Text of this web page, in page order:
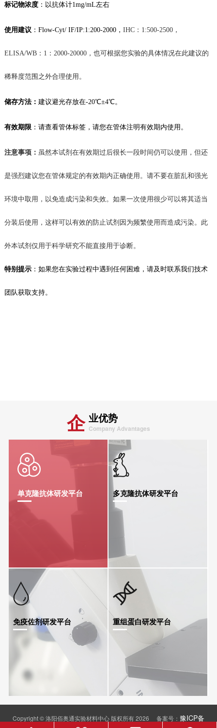
标记物浓度： 以抗体计1mg/mL左右
使用建议 ： Flow-Cyt/ IF/IP:1:200-2000， IHC：1:500-2500，
ELISA/WB：1：2000-20000，也可根据您实验的具体情况在此建议的
稀释度范围之外合理使用。
储存方法： 建议避光存放在-20℃±4℃。
有效期限 ： 请查看管体标签， 请您在管体注明有效期内使用。
注意事项： 虽然本试剂在有效期过后很长一段时间仍可以使用，但还
是强烈建议您在管体规定的有效期内正确使用。请不要在脏乱和强光
环境中取用，以免造成污染和失效。如果一次使用很少可以将其适当
分装后使用，这样可以有效的防止试剂 因为频繁使用而造成污染。此
外本试剂仅用于科学研究不能直接用于诊断。
特别提示：如果您在实验过程中遇到任何困难，请及时联系我们技术
团队获取支持。
企 业优势
Company Advantages
单克隆抗体研发平台 多克隆抗体研发平台
免疫佐剂研发平台 重组蛋白研发平台
Copyright © 洛阳佰奥通实验材料中心 版权所有 2026 备案号： 豫ICP备